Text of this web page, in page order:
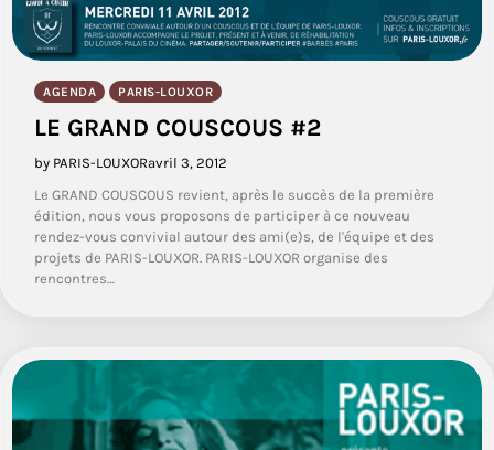
AGENDA PARIS-LOUXOR
LE GRAND COUSCOUS #2
by PARIS-LOUXORavril 3, 2012
Le GRAND COUSCOUS revient, après le succès de la première
édition, nous vous proposons de participer à ce nouveau
rendez-vous convivial autour des ami(e)s, de l'équipe et des
projets de PARIS-LOUXOR. PARIS-LOUXOR organise des
rencontres…